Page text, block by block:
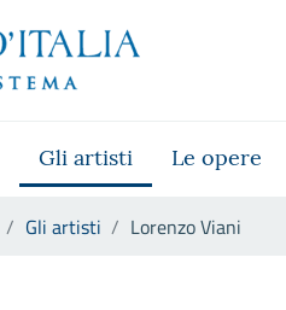
Gli artisti Le opere
Gli artisti Lorenzo Viani